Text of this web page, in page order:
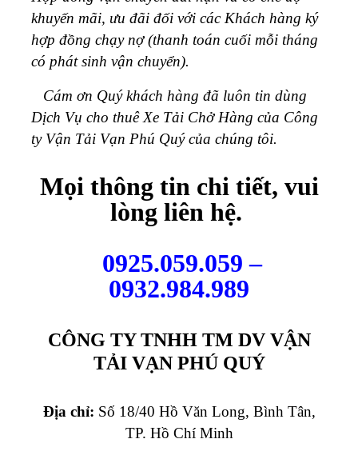
khuyến mãi, ưu đãi đối với các Khách hàng ký
hợp đồng chạy nợ (thanh toán cuối mỗi tháng
có phát sinh vận chuyển).
Cám ơn Quý khách hàng đã luôn tin dùng
Dịch Vụ cho thuê Xe Tải Chở Hàng của Công
ty Vận Tải Vạn Phú Quý của chúng tôi.
Mọi thông tin chi tiết, vui
lòng liên hệ.
0925.059.059 –
0932.984.989
CÔNG TY TNHH TM DV VẬN
TẢI VẠN PHÚ QUÝ
Địa chỉ: Số 18/40 Hồ Văn Long, Bình Tân,
TP. Hồ Chí Minh